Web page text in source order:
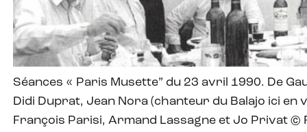
Séances « Paris Musette” du 23 avril 1990. De
Didi Duprat, Jean Nora (chanteur du Balajo ici en
François Parisi, Armand Lassagne et Jo Privat ©